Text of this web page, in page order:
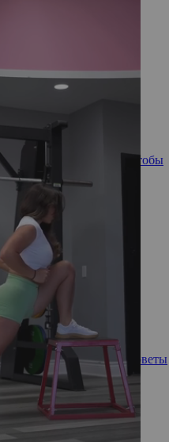
тайм-менеджмента, чтобы
на работе: причины и советы